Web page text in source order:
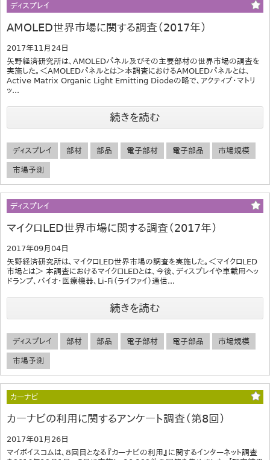
ディスプレイ
AMOLED世界市場に関する調査（2017年）
2017年11月24日
矢野経済研究所は、AMOLEDパネル及びその主要部材の世界市場の調査を
実施した。＜AMOLEDパネルとは＞本調査におけるAMOLEDパネルとは、
Active Matrix Organic Light Emitting Diodeの略で、アクティブ・マトリ
ッ...
続きを読む
ディスプレイ 部材 部品 電子部材 電子部品 市場規模
市場予測
ディスプレイ
マイクロLED世界市場に関する調査（2017年）
2017年09月04日
矢野経済研究所は、マイクロLED世界市場の調査を実施した。＜マイクロLED
市場とは＞ 本調査におけるマイクロLEDとは、今後、ディスプレイや車載用ヘッ
ドランプ、バイオ・医療機器、Li-Fi（ライファイ）通信...
続きを読む
ディスプレイ 部材 部品 電子部材 電子部品 市場規模
市場予測
カーナビ
カーナビの利用に関するアンケート調査（第8回）
2017年01月26日
マイボイスコムは、８回目となる『カーナビの利用』に関するインターネット調査